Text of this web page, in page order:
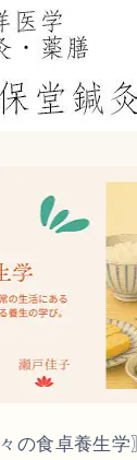
々の食卓養生